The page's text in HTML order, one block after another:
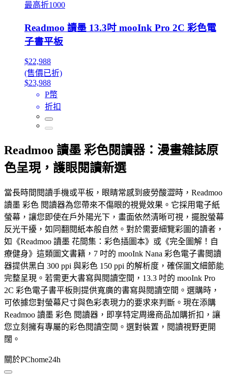
最高折1000
Readmoo 讀墨 13.3吋 mooInk Pro 2C 彩色電
子書平板
$22,988
(售價已折)
$23,988
P幣
折扣
Readmoo 讀墨 彩色閱讀器：漫畫雜誌原
色呈現，護眼閱讀新選
當長時間閱讀手機或平板，眼睛常感到疲勞酸澀時，Readmoo
讀墨 彩色 閱讀器為您帶來不傷眼的視覺效果。它採用電子紙
螢幕，讓您即使在戶外陽光下，畫面依然清晰可視，擺脫螢幕
反光干擾，如同翻閱紙本般自然。對於需要細覽彩圖的讀者，
如《Readmoo 讀墨 花間集：彩色插圖本》或《完全圖解！自
療健身》這類圖文書籍，7 吋的 mooInk Nana 彩色電子書閲讀
器提供黑白 300 ppi 與彩色 150 ppi 的解析度，確保圖文細節能
完整呈現。若需更大書寫與閱讀空間，13.3 吋的 mooInk Pro
2C 彩色電子書平板則提供寬廣的書寫與閱讀空間。選購時，
可依據您對螢幕尺寸與色彩表現力的要求來判斷。現在添購
Readmoo 讀墨 彩色 閱讀器，即享特定周邊商品加購折扣，讓
您立刻擁有專屬的彩色閱讀空間。選對裝置，閱讀視野更開
闊。
關於PChome24h